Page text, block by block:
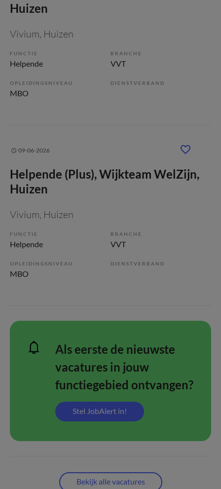
Huizen
Vivium, Huizen
FUNCTIE
Helpende
BRANCHE
VVT
OPLEIDINGSNIVEAU
MBO
DIENSTVERBAND
09-06-2026
Helpende (Plus), Wijkteam WelZijn,
Huizen
Vivium, Huizen
FUNCTIE
Helpende
BRANCHE
VVT
OPLEIDINGSNIVEAU
MBO
DIENSTVERBAND
Als eerste de nieuwste
vacatures in jouw
functiegebied ontvangen?
Stel JobAlert in!
Bekijk alle vacatures